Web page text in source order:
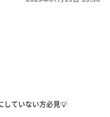
していない方必見💡